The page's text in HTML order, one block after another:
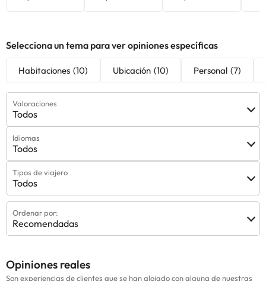
consultar sus tarifas directamente en el establecimiento. Toda la
alojamiento. Si tienes dudas, contáctanos.
Selecciona un tema para ver opiniones específicas
Habitaciones (10) Ubicación (10) Personal (7)
Valoraciones
Todos
Idiomas
Todos
Tipos de viajero
Todos
Ordenar por:
Recomendadas
Opiniones reales
Son experiencias de clientes que se han alojado con alguna de nuestras